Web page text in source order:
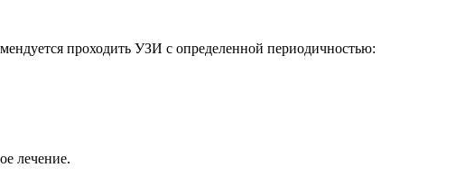
проходить УЗИ с определенной периодичностью:
лечение.